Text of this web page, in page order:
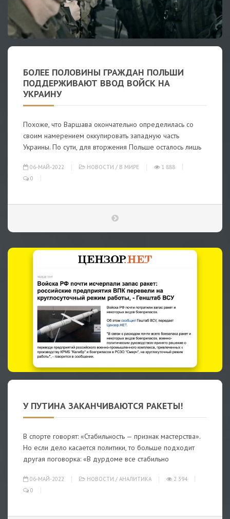
БОЛЕЕ ПОЛОВИНЫ ГРАЖДАН ПОЛЬШИ
ПОДДЕРЖИВАЮТ ВВОД ВОЙСК НА
УКРАИНУ
Похоже, что Варшава окончательно определилась со
своим намерением оккупировать западную часть
Украины. По сути, для вторжения Польше осталось лишь
06-МАЙ-2022 НОВОСТИ / В МИРЕ
1 888
0
У ПУТИНА ЗАКАНЧИВАЮТСЯ РАКЕТЫ!
В спорте говорят: «Стабильность — признак мастерства».
Но если дело касается политики, то больше подходит
другая поговорка: «В дурдоме все стабильно
06-МАЙ-2022 НОВОСТИ / АНАЛИТИКА
2 394
0